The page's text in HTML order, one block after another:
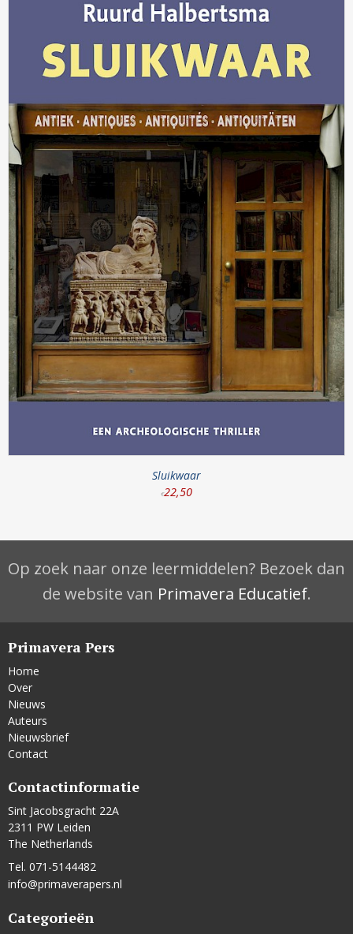
Sluikwaar
€22,50
Op zoek naar onze leermiddelen? Bezoek dan
de website van Primavera Educatief.
Primavera Pers
Home
Over
Nieuws
Auteurs
Nieuwsbrief
Contact
Contactinformatie
Sint Jacobsgracht 22A
2311 PW Leiden
The Netherlands
Tel. 071-5144482
info@primaverapers.nl
Categorieën